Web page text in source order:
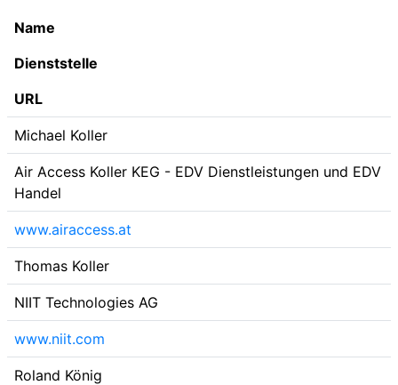
Name
Dienststelle
URL
Michael Koller
Air Access Koller KEG - EDV Dienstleistungen und EDV
Handel
www.airaccess.at
Thomas Koller
NIIT Technologies AG
www.niit.com
Roland König